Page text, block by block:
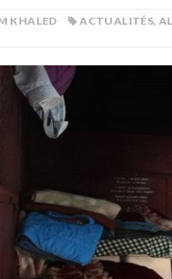
KHALED ACTUALITÉS,